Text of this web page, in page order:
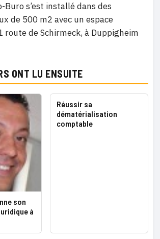
Buro s’est installé dans des
de 500 m2 avec un espace
route de Schirmeck, à Duppigheim
ONT LU ENSUITE
son
à
Réussir sa
dématérialisation
comptable